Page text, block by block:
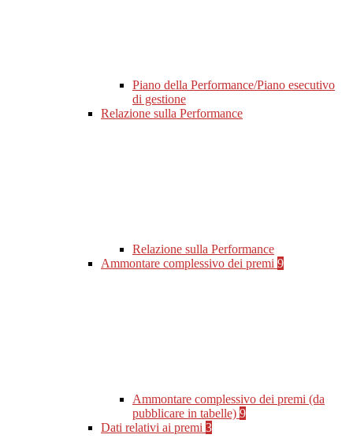
Piano della Performance/Piano esecutivo
di gestione
Relazione sulla Performance
Relazione sulla Performance
Ammontare complessivo dei premi 9
Ammontare complessivo dei premi (da
pubblicare in tabelle) 9
Dati relativi ai premi 3